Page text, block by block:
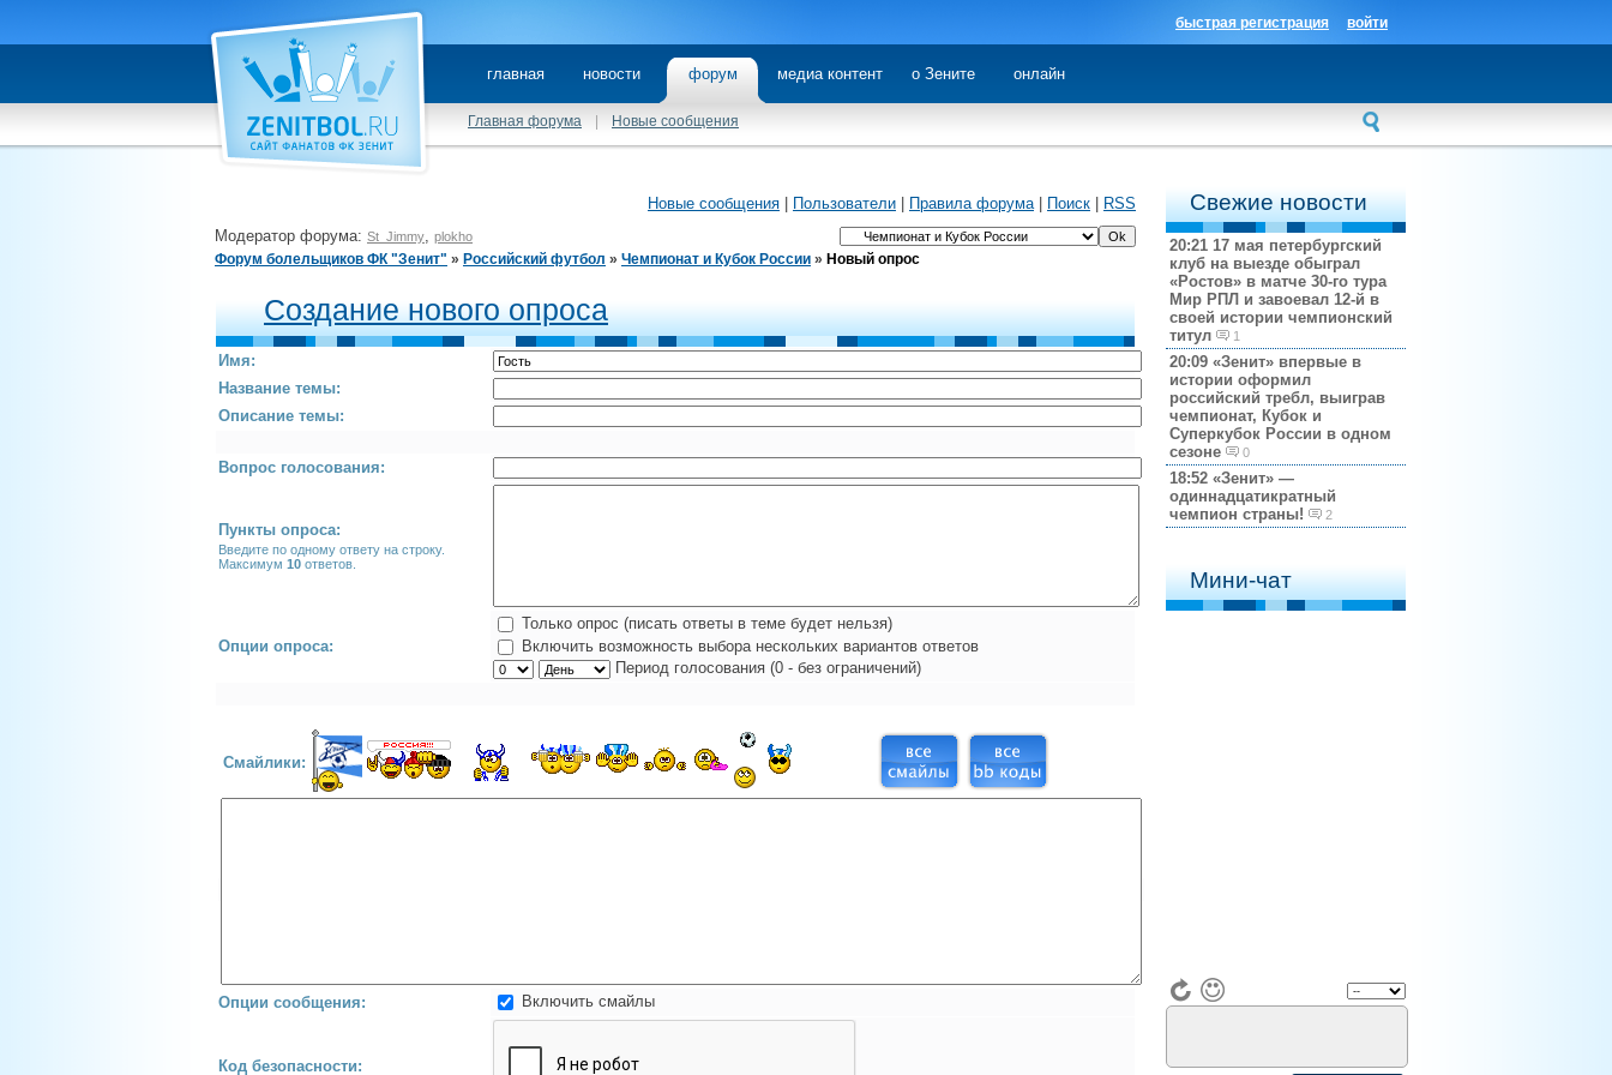
войти
быстрая регистрация
главная новости форум медиа контент о Зените онлайн
Главная форума Новые сообщения
Свежие новости
20:21 17 мая петербургский
клуб на выезде обыграл
«Ростов» в матче 30-го тура
Мир РПЛ и завоевал 12-й в
своей истории чемпионский
титул
1
20:09 «Зенит» впервые в
истории оформил
российский требл, выиграв
чемпионат, Кубок и
Суперкубок России в одном
сезоне
0
18:52 «Зенит» —
одиннадцатикратный
чемпион страны!
2
Мини-чат
Новые сообщения Пользователи Правила форума| Поиск
RSS
Модератор форума: St_Jimmy, plokho
Форум болельщиков ФК "Зенит" » Российский футбол » Чемпионат и Кубок России » Новый опрос
Создание нового опроса
Имя:
Название темы:
Описание темы:
Вопрос голосования:
Пункты опроса:
Введите по одному ответу на строку.
Максимум 10 ответов.
Опции опроса:
Только опрос (писать ответы в теме будет нельзя)
Включить возможность выбора нескольких вариантов ответов
Период голосования (0 - без ограничений)
Смайлики:
Опции сообщения: Включить смайлы
Код безопасности: